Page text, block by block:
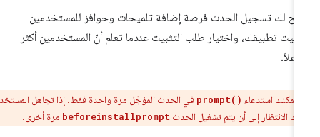
لك تسجيل الحدث فرصة إضافة تلميحات وحوافز للمستخدمين
تطبيقك، واختيار طلب التثبيت عندما تعلم أنّ المستخدمين أكثر
يمكنك استدعاءprompt()في الحدث المؤجّل مرة واحدة فقط. إذا تجاهل المستخدم
الانتظار إلى أن يتم تشغيل الحدثbeforeinstallpromptمرة أخرى.